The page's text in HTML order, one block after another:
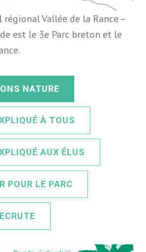
régional Vallée de la Rance –
est le 3e Parc breton et le
NATURE
À TOUS
AUX ÉLUS
POUR LE PARC